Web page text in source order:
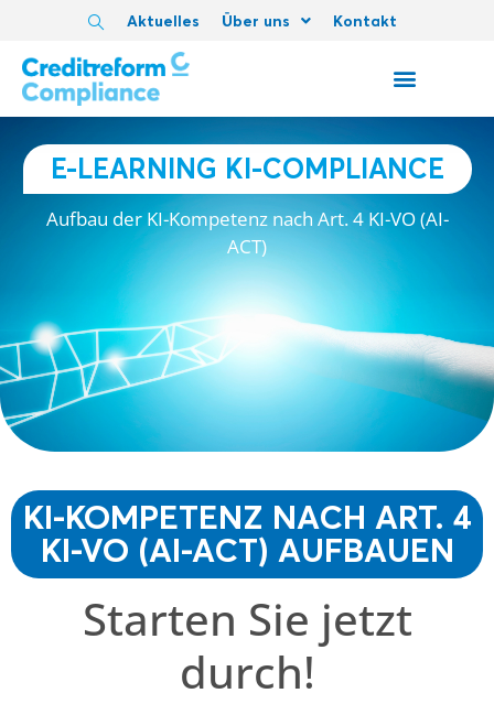
Aktuelles Über uns Kontakt
E-LEARNING KI-COMPLIANCE
Aufbau der KI-Kompetenz nach Art. 4 KI-VO (AI-
ACT)
KI-KOMPETENZ NACH ART. 4
KI-VO (AI-ACT) AUFBAUEN
Starten Sie jetzt
durch!